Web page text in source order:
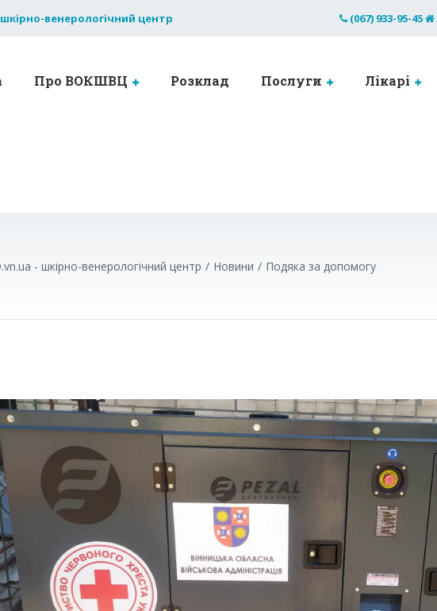
венерологічний центр (067) 933-95-45
Про ВОКШВЦ Розклад Послуги Лікарі
- шкірно-венерологічний центр Новини Подяка за допомогу